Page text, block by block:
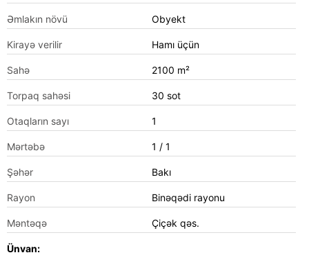
Əmlakın növü Obyekt
Kirayə verilir Hamı üçün
Sahə 2100 m²
Torpaq sahəsi 30 sot
Otaqların sayı 1
Mərtəbə 1 / 1
Şəhər Bakı
Rayon Binəqədi rayonu
Məntəqə Çiçək qəs.
Ünvan: